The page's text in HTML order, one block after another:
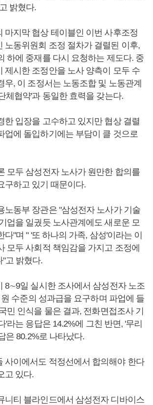
밝혔다.
마지막 협상 테이블인 이번 사후조정
노동위원회 조정 절차가 결렬된 이후,
하에 중재를 다시 요청하는 제도다. 중
제시한 조정안을 노사 양측이 모두 수
우, 이 조정서는 노동조합 및 노동관계
체협약'과 동일한 효력을 갖는다.
한 입장을 고수하고 있지만 협상 결렬
업에 돌입하기에는 부담이 클 것으로
모두 삼성전자 노사가 원만한 합의를
구하고 있기 때문이다.
노동부 장관은 "삼성전자 노사가 기술
업을 일궜듯 노사관계에도 새로운 모
다"며 " '또 하나의 가족, 삼성'이라는 이
모두 사회적 책임감을 가지고 조정에
고 밝혔다.
8∼9일 실시한 조사에서 삼성전자 노조
수준의 성과급을 요구하며 파업에 들
민 인식을 물은 결과, 전화면접조사 기
'라는 응답은 14.2%에 그친 반면, '무리
은 80.2%로 나타났다.
사이에서도 적정선에서 합의해야 한다
고 있다.
니티 블라인드에서 삼성전자 디바이스